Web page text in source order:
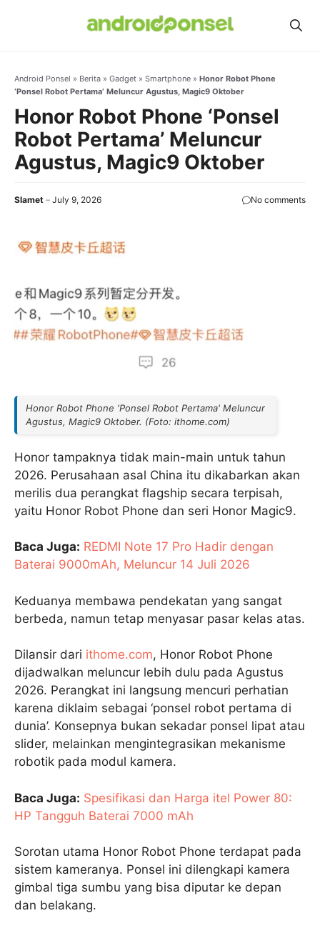
Android Ponsel » Berita » Gadget » Smartphone » Honor Robot Phone
‘Ponsel Robot Pertama’ Meluncur Agustus, Magic9 Oktober
Honor Robot Phone ‘Ponsel
Robot Pertama’ Meluncur
Agustus, Magic9 Oktober
Slamet July 9, 2026 No comments
Honor Robot Phone 'Ponsel Robot Pertama' Meluncur
Agustus, Magic9 Oktober. (Foto: ithome.com)
Honor tampaknya tidak main-main untuk tahun
2026. Perusahaan asal China itu dikabarkan akan
merilis dua perangkat flagship secara terpisah,
yaitu Honor Robot Phone dan seri Honor Magic9.
Baca Juga: REDMI Note 17 Pro Hadir dengan
Baterai 9000mAh, Meluncur 14 Juli 2026
Keduanya membawa pendekatan yang sangat
berbeda, namun tetap menyasar pasar kelas atas.
Dilansir dari ithome.com, Honor Robot Phone
dijadwalkan meluncur lebih dulu pada Agustus
2026. Perangkat ini langsung mencuri perhatian
karena diklaim sebagai ‘ponsel robot pertama di
dunia’. Konsepnya bukan sekadar ponsel lipat atau
slider, melainkan mengintegrasikan mekanisme
robotik pada modul kamera.
Baca Juga: Spesifikasi dan Harga itel Power 80:
HP Tangguh Baterai 7000 mAh
Sorotan utama Honor Robot Phone terdapat pada
sistem kameranya. Ponsel ini dilengkapi kamera
gimbal tiga sumbu yang bisa diputar ke depan
dan belakang.